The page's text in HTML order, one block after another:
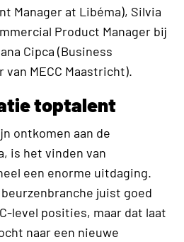
Manager at Libéma), Silvia
Product Manager bij
Cipca (Business
van MECC Maastricht).
toptalent
ontkomen aan de
is het vinden van
een enorme uitdaging.
juist goed
level posities, maar dat laat
naar een nieuwe